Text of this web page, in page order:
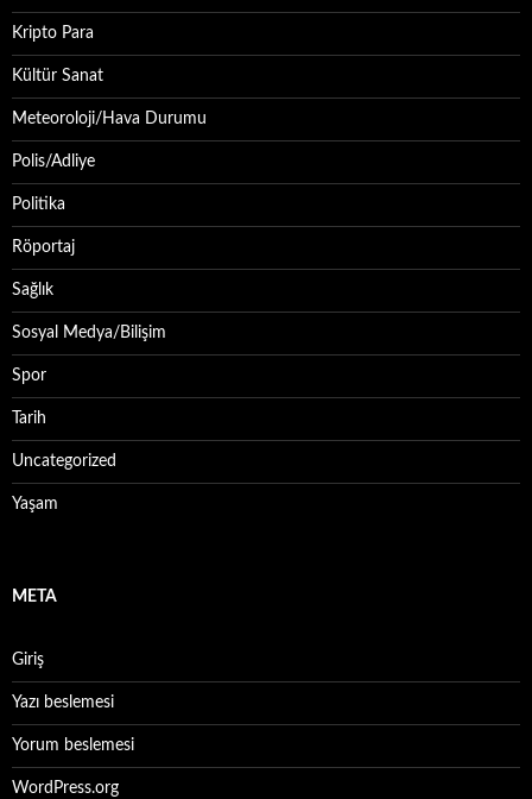
Kripto Para
Kültür Sanat
Meteoroloji/Hava Durumu
Polis/Adliye
Politika
Röportaj
Sağlık
Sosyal Medya/Bilişim
Spor
Tarih
Uncategorized
Yaşam
META
Giriş
Yazı beslemesi
Yorum beslemesi
WordPress.org